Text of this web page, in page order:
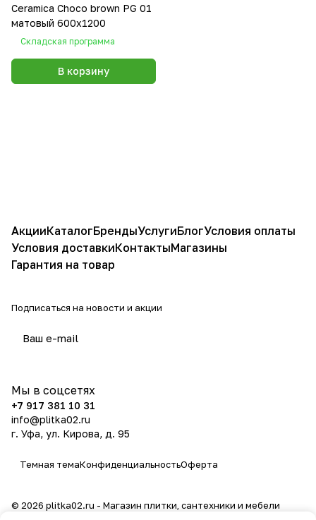
Ceramica Choco brown PG 01
матовый 600х1200
Складская программа
В корзину
АкцииКаталогБрендыУслугиБлогУсловия оплаты
Условия доставкиКонтактыМагазины
Гарантия на товар
Подписаться на новости и акции
Мы в соцсетях
+7 917 381 10 31
info@plitka02.ru
г. Уфа, ул. Кирова, д. 95
Темная темаКонфиденциальностьОферта
© 2026 plitka02.ru - Магазин плитки, сантехники и мебели